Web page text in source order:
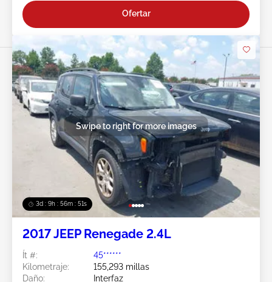
Ofertar
3d : 9h : 56m : 49s
Swipe to right for more images
2017 JEEP Renegade 2.4L
Ít #:
45******
Kilometraje:
155,293 millas
Daño:
Interfaz